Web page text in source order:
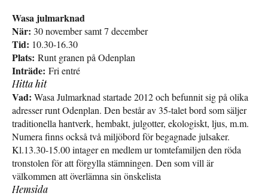
Wasa julmarknad
När: 30 november samt 7 december
Tid: 10.30-16.30
Plats: Runt granen på Odenplan
Inträde: Fri entré
Hitta hit
Vad: Wasa Julmarknad startade 2012 och befunnit sig på olika
adresser runt Odenplan. Den består av 35-talet bord som säljer
traditionella hantverk, hembakt, julgotter, ekologiskt, ljus, m.m.
Numera finns också två miljöbord för begagnade julsaker.
Kl.13.30-15.00 intager en medlem ur tomtefamiljen den röda
tronstolen för att förgylla stämningen. Den som vill är
välkommen att överlämna sin önskelista
Hemsida